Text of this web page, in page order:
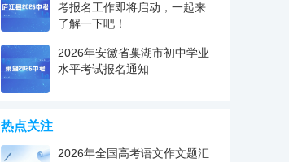
考报名工作即将启动，一起来
了解一下吧！
2026年安徽省巢湖市初中学业
水平考试报名通知
热点关注
2026年全国高考语文作文题汇